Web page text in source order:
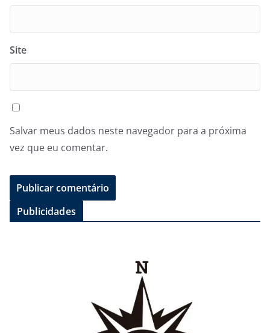
Site
Salvar meus dados neste navegador para a próxima
vez que eu comentar.
Publicidades